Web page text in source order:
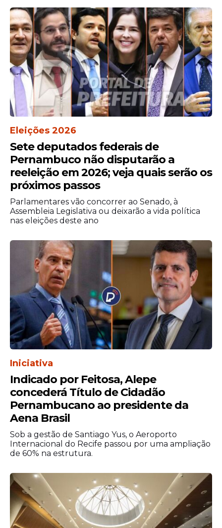
Eleições 2026
Sete deputados federais de
Pernambuco não disputarão a
reeleição em 2026; veja quais serão os
próximos passos
Parlamentares vão concorrer ao Senado, à
Assembleia Legislativa ou deixarão a vida política
nas eleições deste ano
Iniciativa
Indicado por Feitosa, Alepe
concederá Título de Cidadão
Pernambucano ao presidente da
Aena Brasil
Sob a gestão de Santiago Yus, o Aeroporto
Internacional do Recife passou por uma ampliação
de 60% na estrutura.